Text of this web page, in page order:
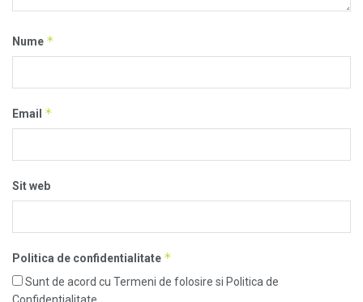
Nume *
Email *
Sit web
Politica de confidentialitate *
Sunt de acord cu Termeni de folosire si Politica de